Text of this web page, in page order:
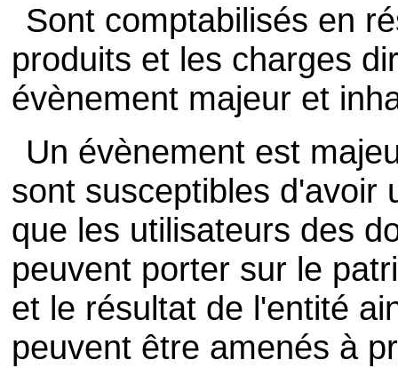
Sont comptabilisés en
produits et les charges
évènement majeur et
Un évènement est
sont susceptibles d'avoir
que les utilisateurs des
peuvent porter sur le
et le résultat de l'entité
peuvent être amenés à